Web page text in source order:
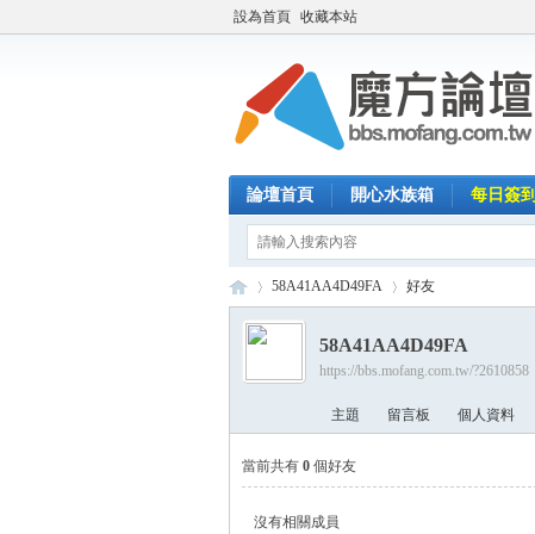
設為首頁 收藏本站
論壇首頁 開心水族箱 每日簽到
›
58A41AA4D49FA 好友
58A41AA4D49FA
https://bbs.mofang.com.tw/?2610858
主題 留言板 個人資料
當前共有 0 個好友
沒有相關成員